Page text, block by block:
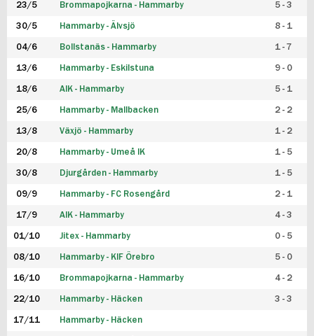
23/5 Brommapojkarna - Hammarby 5 - 3
30/5 Hammarby - Älvsjö 8 - 1
04/6 Bollstanäs - Hammarby 1 - 7
13/6 Hammarby - Eskilstuna 9 - 0
18/6 AIK - Hammarby 5 - 1
25/6 Hammarby - Mallbacken 2 - 2
13/8 Växjö - Hammarby 1 - 2
20/8 Hammarby - Umeå IK 1 - 5
30/8 Djurgården - Hammarby 1 - 5
09/9 Hammarby - FC Rosengård 2 - 1
17/9 AIK - Hammarby 4 - 3
01/10 Jitex - Hammarby 0 - 5
08/10 Hammarby - KIF Örebro 5 - 0
16/10 Brommapojkarna - Hammarby 4 - 2
22/10 Hammarby - Häcken 3 - 3
17/11 Hammarby - Häcken